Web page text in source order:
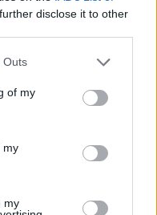
disclose it to other
one or more Google
You may click to
its third-party tags to
in below Google
Outs
of my
my
my
20. volt,
és egy piknik
keretében
a világ
is velük ment.
Trabant